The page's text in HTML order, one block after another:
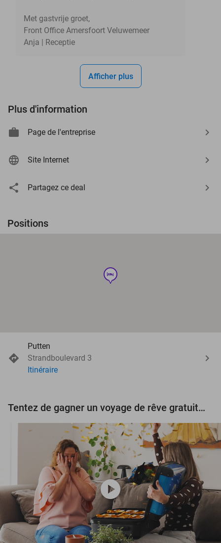
Met gastvrije groet,
Front Office Amersfoort Veluwemeer
Anja | Receptie
Afficher plus
Plus d'information
Page de l'entreprise
Site Internet
Partagez ce deal
Positions
hotel
Putten
Strandboulevard 3
Itinéraire
Tentez de gagner un voyage de rêve gratuit d'une valeur de 3.000 € !
play_circle